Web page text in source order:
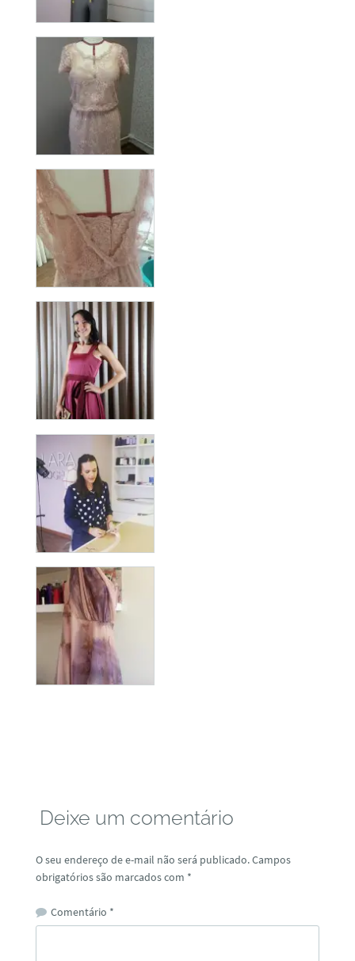
Deixe um comentário
O seu endereço de e-mail não será publicado.Campos
obrigatórios são marcados com *
Comentário *